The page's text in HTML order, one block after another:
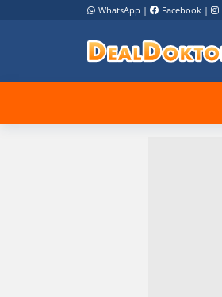
WhatsApp | Facebook |